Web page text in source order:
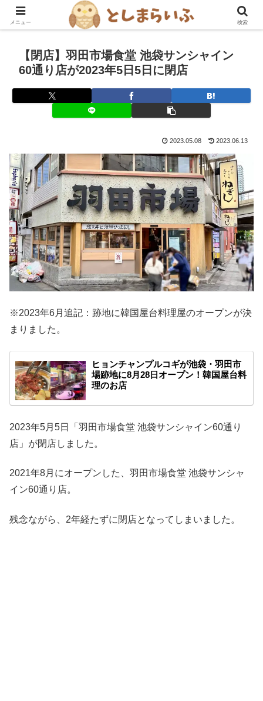
豊島区を楽しむ！グルメ・おでかけ情報ブログ
【閉店】羽田市場食堂 池袋サンシャイン
60通り店が2023年5日5日に閉店
2023.05.08 2023.06.13
※2023年6月追記：跡地に韓国屋台料理屋のオープンが決
まりました。
ヒョンチャンプルコギが池袋・羽田市
場跡地に8月28日オープン！韓国屋台料
理のお店
2023年5月5日「羽田市場食堂 池袋サンシャイン60通り
店」が閉店しました。
2021年8月にオープンした、羽田市場食堂 池袋サンシャ
イン60通り店。
残念ながら、2年経たずに閉店となってしまいました。
メニュー 検索